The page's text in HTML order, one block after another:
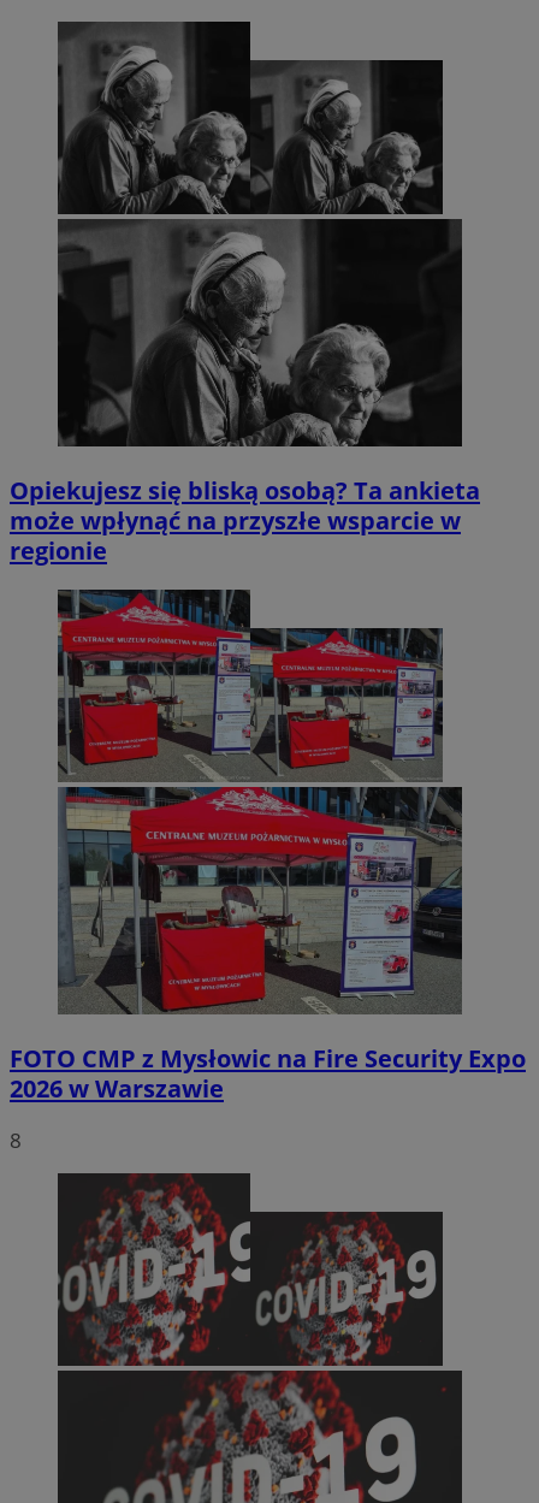
Opiekujesz się bliską osobą? Ta ankieta
może wpłynąć na przyszłe wsparcie w
regionie
FOTO CMP z Mysłowic na Fire Security Expo
2026 w Warszawie
8